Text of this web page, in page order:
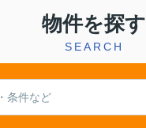
物件を探す
SEARCH